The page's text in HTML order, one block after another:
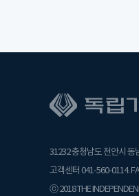
31232 충청남도 천안시 동
고객센터 041-560-0114.
ⓒ 2018 THE